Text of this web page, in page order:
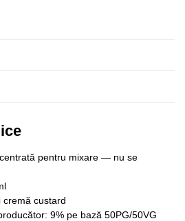
pentru mixare — nu se
cremă custard
9% pe bază 50PG/50VG